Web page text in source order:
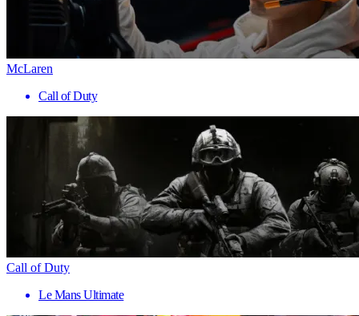
McLaren
Call of Duty
Call of Duty
Le Mans Ultimate